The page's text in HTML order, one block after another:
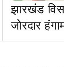
झारखंड विस
जोरदार
फाड़कर